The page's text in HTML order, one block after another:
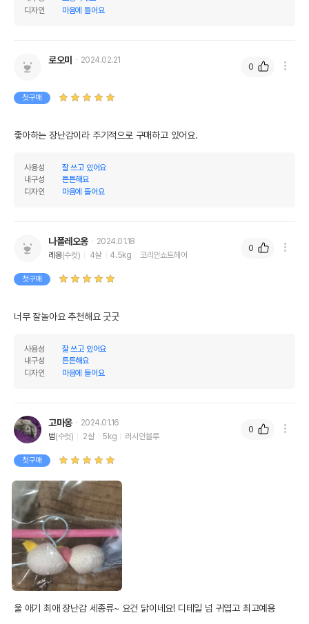
디자인
마음에 들어요
로오미 2024.02.21
첫구매
좋아하는 장난감이라 주기적으로 구매하고 있어요.
사용성
잘 쓰고 있어요
내구성
튼튼해요
디자인
마음에 들어요
0
나폴레오옹
2024.01.18
레옹(수컷) 4살 4.5kg 코리안쇼트헤어
첫구매
너무 잘놀아요 추천해요 굿굿
사용성
잘 쓰고 있어요
내구성
튼튼해요
디자인
마음에 들어요
0
고마옹
2024.01.16
범(수컷) 2살 5kg 러시안블루
첫구매
울 애기 최애 장난감 세종류~ 요건 닭이네요! 디테일 넘 귀엽고 최고예용
0